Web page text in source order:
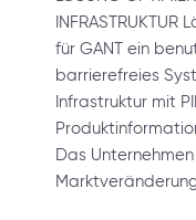
für GANT ein
barrierefreies
Infrastruktur mit
Das